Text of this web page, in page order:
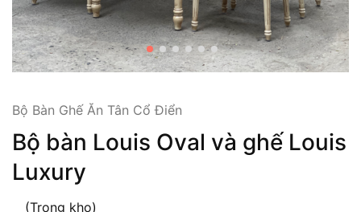
Bộ Bàn Ghế Ăn Tân Cổ Điển
Bộ bàn Louis Oval và ghế Louis
Luxury
(Trong kho)